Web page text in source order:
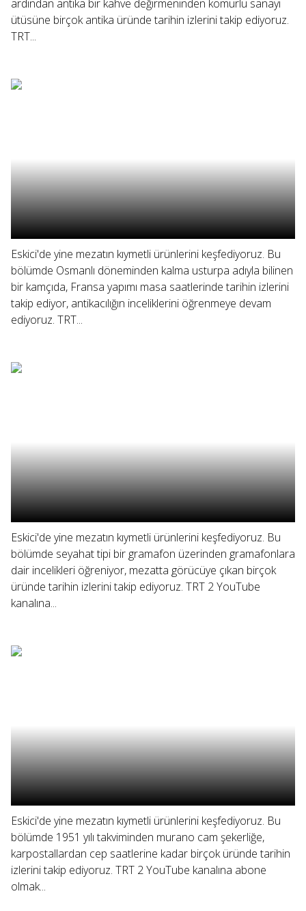
ardından antika bir kahve değirmeninden kömürlü sanayi
ütüsüne birçok antika üründe tarihin izlerini takip ediyoruz.
TRT...
Eskici'de yine mezatın kıymetli ürünlerini keşfediyoruz. Bu
bölümde Osmanlı döneminden kalma usturpa adıyla bilinen
bir kamçıda, Fransa yapımı masa saatlerinde tarihin izlerini
takip ediyor, antikacılığın inceliklerini öğrenmeye devam
ediyoruz. TRT...
Eskici'de yine mezatın kıymetli ürünlerini keşfediyoruz. Bu
bölümde seyahat tipi bir gramafon üzerinden gramafonlara
dair incelikleri öğreniyor, mezatta görücüye çıkan birçok
üründe tarihin izlerini takip ediyoruz. TRT 2 YouTube
kanalına...
Eskici'de yine mezatın kıymetli ürünlerini keşfediyoruz. Bu
bölümde 1951 yılı takviminden murano cam şekerliğe,
karpostallardan cep saatlerine kadar birçok üründe tarihin
izlerini takip ediyoruz. TRT 2 YouTube kanalına abone
olmak...